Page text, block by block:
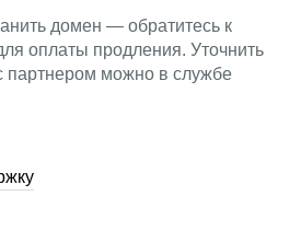
домен — обратитесь к
оплаты продления. Уточнить
партнером можно в службе